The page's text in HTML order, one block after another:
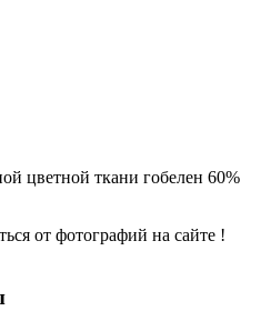
цветной ткани гобелен 60%
от фотографий на сайте !